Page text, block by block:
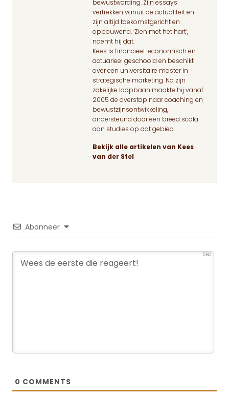
bewustwording. Zijn essays
vertrekken vanuit de actualiteit en
zijn altijd toekomstgericht en
opbouwend. ‘Zien met het hart’,
noemt hij dat.
Kees is financieel-economisch en
actuarieel geschoold en beschikt
over een universitaire master in
strategische marketing. Na zijn
zakelijke loopbaan maakte hij vanaf
2005 de overstap naar coaching en
bewustzijnsontwikkeling,
ondersteund door een breed scala
aan studies op dat gebied.
Bekijk alle artikelen van Kees
van der Stel
Abonneer
560
0 COMMENTS